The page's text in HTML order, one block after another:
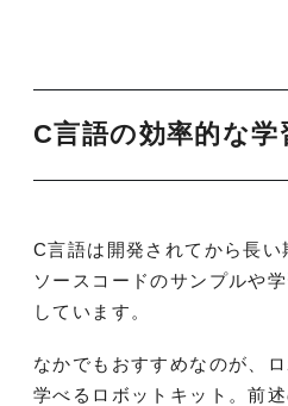
C言語の効率的な学
C言語は開発されてから長い
ソースコードのサンプルや
しています。
なかでもおすすめなのが、
学べるロボットキット。前